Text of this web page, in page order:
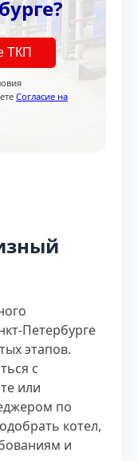
ТКП
Согласие на
Петербурге
этапов.
с
или
по
котел,
и